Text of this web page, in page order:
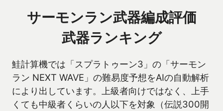
サーモンラン武器編成評価
武器ランキング
鮭計算機では「スプラトゥーン3」の「サーモン
ラン NEXT WAVE」の難易度予想をAIの自動解析
により出しています。上級者向けではなく、上手
くても中級者くらいの人以下を対象（伝説300開